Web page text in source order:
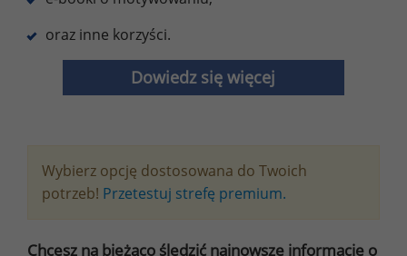
oraz inne korzyści.
Dowiedz się więcej
Wybierz opcję dostosowana do Twoich
potrzeb! Przetestuj strefę premium.
Chcesz na bieżąco śledzić najnowsze informacje o